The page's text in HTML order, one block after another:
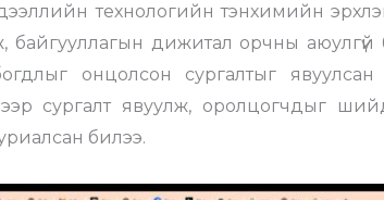
технологийн тэнхимийн
байгууллагын дижитал орчны
онцолсон сургалтыг
сургалт явуулж, оролцогчдыг
билээ.